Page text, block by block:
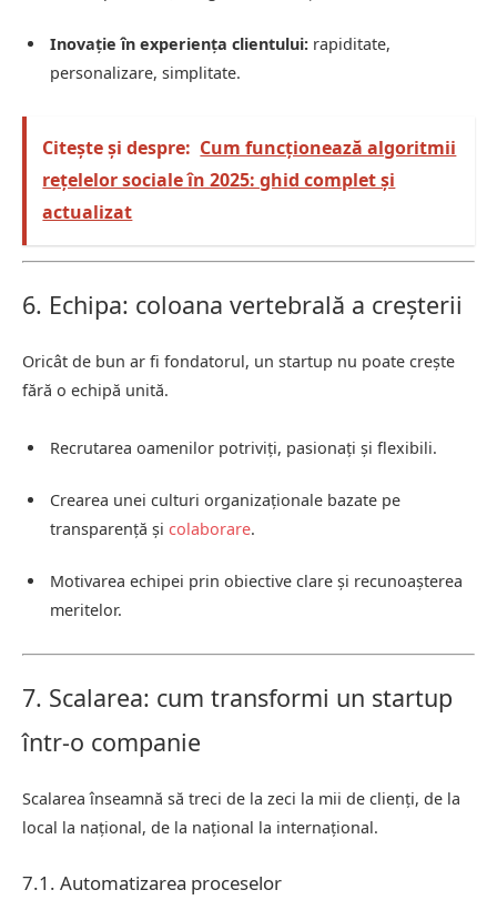
Inovație în experiența clientului: rapiditate,
personalizare, simplitate.
Citește și despre: Cum funcționează algoritmii
rețelelor sociale în 2025: ghid complet și
actualizat
6. Echipa: coloana vertebrală a creșterii
Oricât de bun ar fi fondatorul, un startup nu poate crește
fără o echipă unită.
Recrutarea oamenilor potriviți, pasionați și flexibili.
Crearea unei culturi organizaționale bazate pe
transparență și colaborare.
Motivarea echipei prin obiective clare și recunoașterea
meritelor.
7. Scalarea: cum transformi un startup
într-o companie
Scalarea înseamnă să treci de la zeci la mii de clienți, de la
local la național, de la național la internațional.
7.1. Automatizarea proceselor